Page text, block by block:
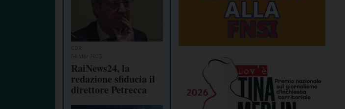
CDR
RaiNews24, la
redazione sfiducia il
direttore Petrecca